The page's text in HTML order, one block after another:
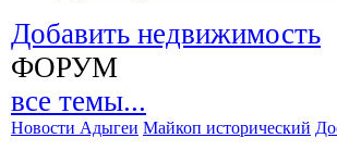
Добавить недвижимость
ФОРУМ
все темы...
Новости Адыгеи Майкоп исторический